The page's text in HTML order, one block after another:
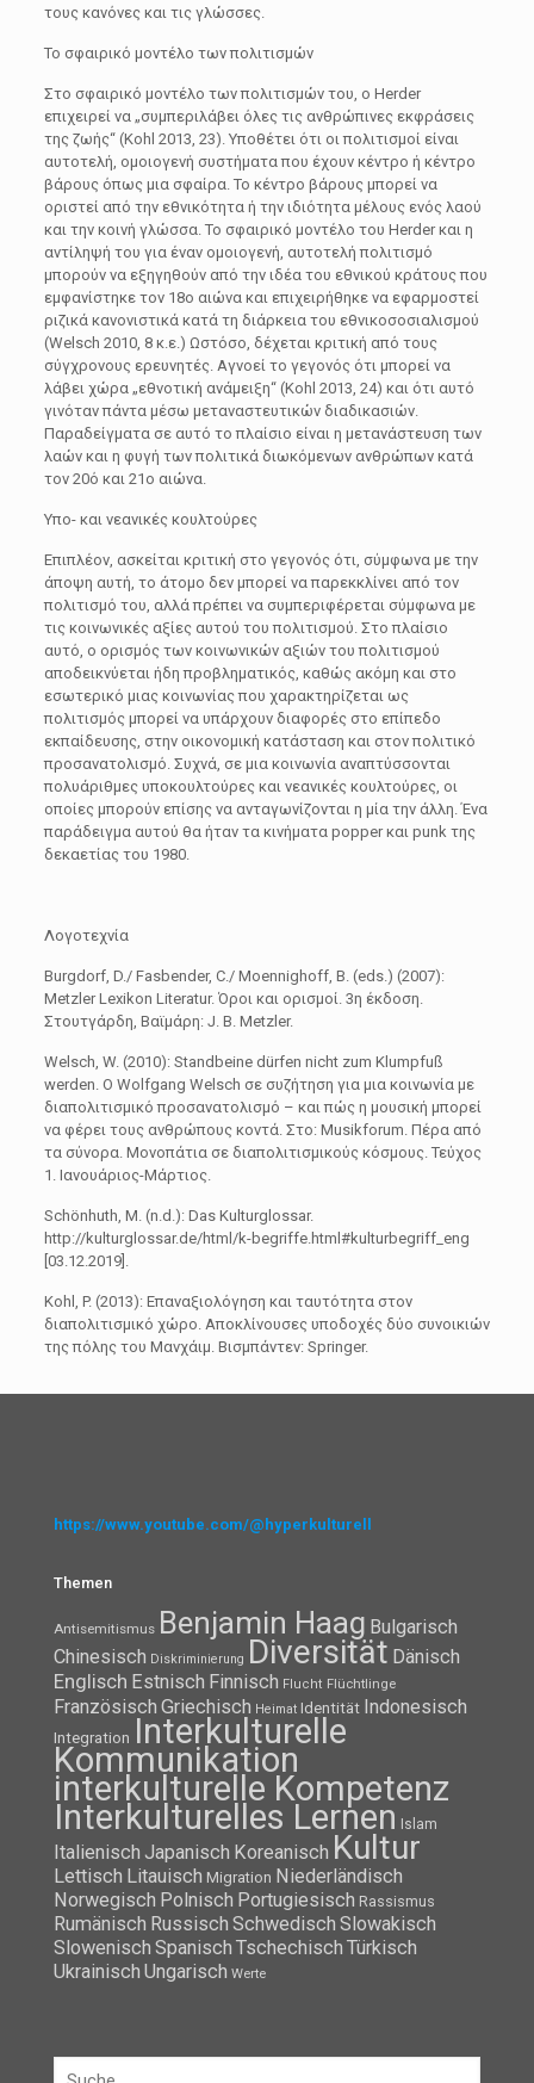
τους κανόνες και τις γλώσσες.
Το σφαιρικό μοντέλο των πολιτισμών
Στο σφαιρικό μοντέλο των πολιτισμών του, ο Herder
επιχειρεί να „συμπεριλάβει όλες τις ανθρώπινες εκφράσεις
της ζωής“ (Kohl 2013, 23). Υποθέτει ότι οι πολιτισμοί είναι
αυτοτελή, ομοιογενή συστήματα που έχουν κέντρο ή κέντρο
βάρους όπως μια σφαίρα. Το κέντρο βάρους μπορεί να
οριστεί από την εθνικότητα ή την ιδιότητα μέλους ενός λαού
και την κοινή γλώσσα. Το σφαιρικό μοντέλο του Herder και η
αντίληψή του για έναν ομοιογενή, αυτοτελή πολιτισμό
μπορούν να εξηγηθούν από την ιδέα του εθνικού κράτους που
εμφανίστηκε τον 18ο αιώνα και επιχειρήθηκε να εφαρμοστεί
ριζικά κανονιστικά κατά τη διάρκεια του εθνικοσοσιαλισμού
(Welsch 2010, 8 κ.ε.) Ωστόσο, δέχεται κριτική από τους
σύγχρονους ερευνητές. Αγνοεί το γεγονός ότι μπορεί να
λάβει χώρα „εθνοτική ανάμειξη“ (Kohl 2013, 24) και ότι αυτό
γινόταν πάντα μέσω μεταναστευτικών διαδικασιών.
Παραδείγματα σε αυτό το πλαίσιο είναι η μετανάστευση των
λαών και η φυγή των πολιτικά διωκόμενων ανθρώπων κατά
τον 20ό και 21ο αιώνα.
Υπο- και νεανικές κουλτούρες
Επιπλέον, ασκείται κριτική στο γεγονός ότι, σύμφωνα με την
άποψη αυτή, το άτομο δεν μπορεί να παρεκκλίνει από τον
πολιτισμό του, αλλά πρέπει να συμπεριφέρεται σύμφωνα με
τις κοινωνικές αξίες αυτού του πολιτισμού. Στο πλαίσιο
αυτό, ο ορισμός των κοινωνικών αξιών του πολιτισμού
αποδεικνύεται ήδη προβληματικός, καθώς ακόμη και στο
εσωτερικό μιας κοινωνίας που χαρακτηρίζεται ως
πολιτισμός μπορεί να υπάρχουν διαφορές στο επίπεδο
εκπαίδευσης, στην οικονομική κατάσταση και στον πολιτικό
προσανατολισμό. Συχνά, σε μια κοινωνία αναπτύσσονται
πολυάριθμες υποκουλτούρες και νεανικές κουλτούρες, οι
οποίες μπορούν επίσης να ανταγωνίζονται η μία την άλλη. Ένα
παράδειγμα αυτού θα ήταν τα κινήματα popper και punk της
δεκαετίας του 1980.
Λογοτεχνία
Burgdorf, D./ Fasbender, C./ Moennighoff, B. (eds.) (2007):
Metzler Lexikon Literatur. Όροι και ορισμοί. 3η έκδοση.
Στουτγάρδη, Βαϊμάρη: J. B. Metzler.
Welsch, W. (2010): Standbeine dürfen nicht zum Klumpfuß
werden. Ο Wolfgang Welsch σε συζήτηση για μια κοινωνία με
διαπολιτισμικό προσανατολισμό – και πώς η μουσική μπορεί
να φέρει τους ανθρώπους κοντά. Στο: Musikforum. Πέρα από
τα σύνορα. Μονοπάτια σε διαπολιτισμικούς κόσμους. Τεύχος
1. Ιανουάριος-Μάρτιος.
Schönhuth, M. (n.d.): Das Kulturglossar.
http://kulturglossar.de/html/k-begriffe.html#kulturbegriff_eng
[03.12.2019].
Kohl, P. (2013): Επαναξιολόγηση και ταυτότητα στον
διαπολιτισμικό χώρο. Αποκλίνουσες υποδοχές δύο συνοικιών
της πόλης του Μανχάιμ. Βισμπάντεν: Springer.
https://www.youtube.com/@hyperkulturell
Themen
Antisemitismus Benjamin Haag Bulgarisch
Chinesisch Diskriminierung Diversität Dänisch
Englisch Estnisch Finnisch Flucht Flüchtlinge
Französisch Griechisch Heimat Identität Indonesisch
Integration Interkulturelle
Kommunikation
interkulturelle Kompetenz
Interkulturelles Lernen Islam
Italienisch Japanisch Koreanisch Kultur
Lettisch Litauisch Migration Niederländisch
Norwegisch Polnisch Portugiesisch Rassismus
Rumänisch Russisch Schwedisch Slowakisch
Slowenisch Spanisch Tschechisch Türkisch
Ukrainisch Ungarisch Werte